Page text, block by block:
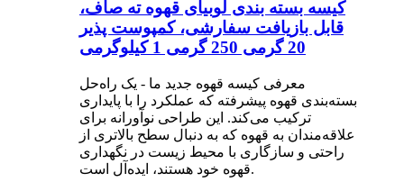
کیسه بسته بندی لوبیای قهوه ته صاف،
قابل بازیافت سفارشی، کمپوست پذیر
20 گرمی 250 گرمی 1 کیلوگرمی
معرفی کیسه قهوه جدید ما - یک راه‌حل
بسته‌بندی قهوه پیشرفته که عملکرد را با پایداری
ترکیب می‌کند. این طراحی نوآورانه برای
علاقه‌مندان به قهوه که به دنبال سطح بالاتری از
راحتی و سازگاری با محیط زیست در نگهداری
قهوه خود هستند، ایده‌آل است.